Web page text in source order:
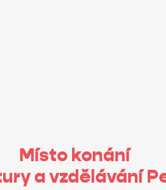
Místo konání
a vzdělávání